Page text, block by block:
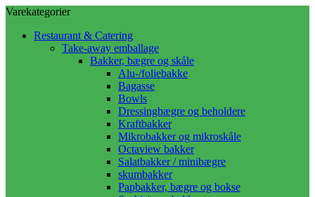
Varekategorier
Restaurant & Catering
Take-away emballage
Bakker, bægre og skåle
Alu-/foliebakke
Bagasse
Bowls
Dressingbægre og beholdere
Kraftbakker
Mikrobakker og mikroskåle
Octaview bakker
Salatbakker / minibægre
skumbakker
Papbakker, bægre og bokse